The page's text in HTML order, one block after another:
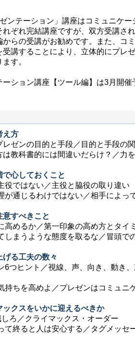
ンテーション」講座はコミュニケ
れぞれ完結講座ですが、双方受講さ
からの受講がお勧めです。また、コ
受講することにより、立体的にプレ
す。
ション講座【ツール編】は3月開催
え方
レゼンの目的と手段／目的と手段の
は教科書的には間違いだらけ？／力
心しておくこと
役ではない／主役と脇役の取り違い
が通じるわけではない／相手によっ
意すべきこと
高めるか／第一印象の高め方とタイ
しまうような態度を取るな／冒頭で
げる工夫の数々
6つヒント／視線、声、向き、動き
持ちを高めよ／プレゼンはコミュニ
ックスをいかに迎えるべきか
しろ／クライマックス・オーダー
て終ると人は安心する／タグメッセ